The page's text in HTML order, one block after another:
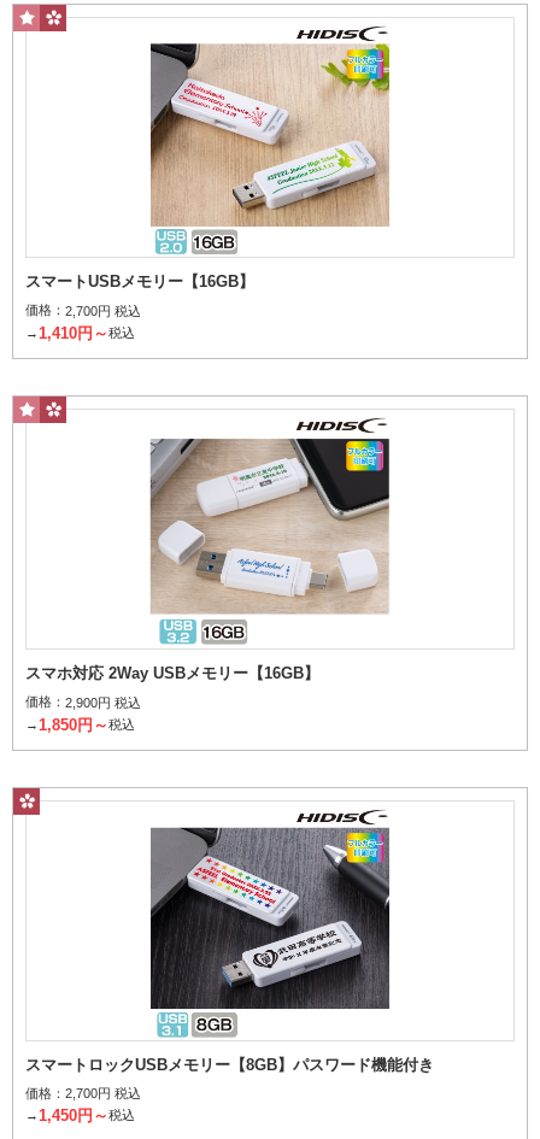
スマートUSBメモリー【16GB】
価格： 2,700円 税込
→1,410円～税込
スマホ対応 2Way USBメモリー【16GB】
価格： 2,900円 税込
→ 1,850円～税込
スマートロックUSBメモリー【8GB】パスワード機能付き
価格： 2,700円 税込
→1,450円～税込